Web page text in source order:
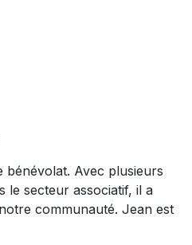
bénévolat. Avec plusieurs
le secteur associatif, il a
communauté. Jean est